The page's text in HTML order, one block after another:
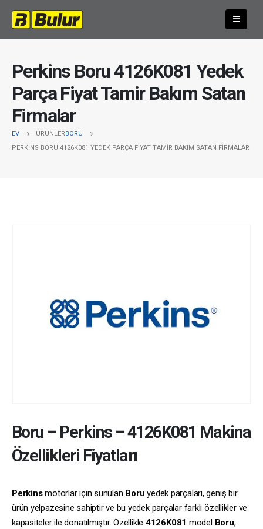
Perkins Boru 4126K081 Yedek
Parça Fiyat Tamir Bakım Satan
Firmalar
EV ÜRÜNLERBORU
PERKINS BORU 4126K081 YEDEK PARÇA FIYAT TAMIR BAKIM SATAN FIRMALAR
Boru – Perkins–4126K081 Makina
Özellikleri Fiyatları
Perkinsmotorlar için sunulan Boru yedek parçaları, geniş bir
ürün yelpazesine sahiptir ve bu yedek parçalar farklı özellikler ve
kapasiteler ile donatılmıştır. Özellikle 4126K081 model Boru,